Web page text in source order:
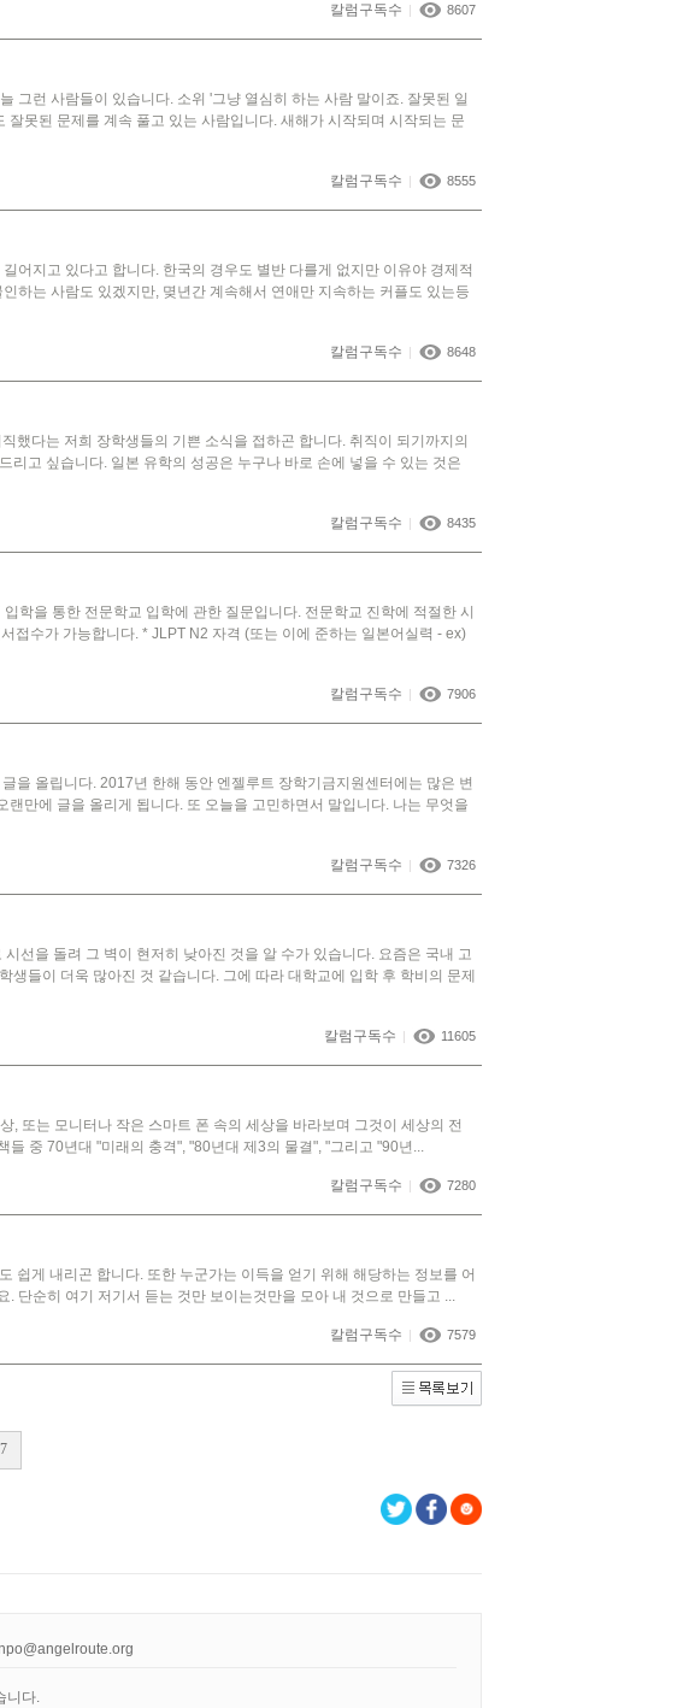
칼럼구독수 | 8607
그런 사람들이 있습니다. 소위 '그냥 열심히 하는 사람 말이죠. 잘못된 일
못된 문제를 계속 풀고 있는 사람입니다. 새해가 시작되며 시작되는 문
칼럼구독수 | 8555
어지고 있다고 합니다. 한국의 경우도 별반 다를게 없지만 이유야 경제적
하는 사람도 있겠지만, 몆년간 계속해서 연애만 지속하는 커플도 있는등
칼럼구독수 | 8648
했다는 저희 장학생들의 기쁜 소식을 접하곤 합니다. 취직이 되기까지의
고 싶습니다. 일본 유학의 성공은 누구나 바로 손에 넣을 수 있는 것은
칼럼구독수 | 8435
학을 통한 전문학교 입학에 관한 질문입니다. 전문학교 진학에 적절한 시
접수가 가능합니다. * JLPT N2 자격 (또는 이에 준하는 일본어실력 - ex)
칼럼구독수 | 7906
을 올립니다. 2017년 한해 동안 엔젤루트 장학기금지원센터에는 많은 변
만에 글을 올리게 됩니다. 또 오늘을 고민하면서 말입니다. 나는 무엇을
칼럼구독수 | 7326
선을 돌려 그 벽이 현저히 낮아진 것을 알 수가 있습니다. 요즘은 국내 고
들이 더욱 많아진 것 같습니다. 그에 따라 대학교에 입학 후 학비의 문제
칼럼구독수 | 11605
또는 모니터나 작은 스마트 폰 속의 세상을 바라보며 그것이 세상의 전
중 70년대 "미래의 충격", "80년대 제3의 물결", "그리고 "90년...
칼럼구독수 | 7280
쉽게 내리곤 합니다. 또한 누군가는 이득을 얻기 위해 해당하는 정보를 어
단순히 여기 저기서 듣는 것만 보이는것만을 모아 내 것으로 만들고 ...
칼럼구독수 | 7579
7
니다.